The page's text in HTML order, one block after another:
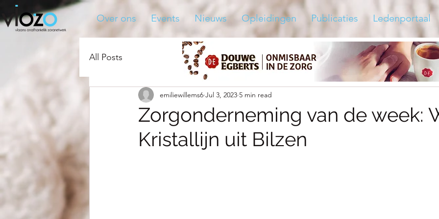
Over ons Events Nieuws Opleidingen Publicaties Ledenportaal
All Posts
Zorgonderneming van de week:
Kristallijn uit Bilzen
emiliewillems6 Jul 3, 2023 5 min read